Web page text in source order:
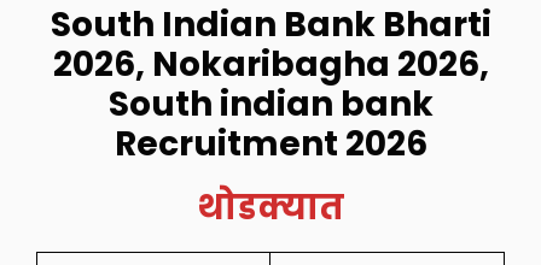
South Indian Bank Bharti
2026, Nokaribagha 2026,
South indian bank
Recruitment 2026
थोडक्यात